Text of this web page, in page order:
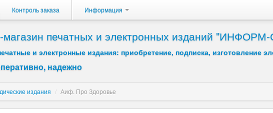
Контроль заказа Информация
магазин печатных и электронных изданий
и электронные издания: приобретение, подписка, изготовление
надежно
издания / Аиф. Про Здоровье